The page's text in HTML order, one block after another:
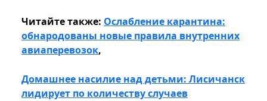
Читайте также: Ослабление карантина:
обнародованы новые правила внутренних
авиаперевозок,
Домашнее насилие над детьми: Лисичанск
лидирует по количеству случаев